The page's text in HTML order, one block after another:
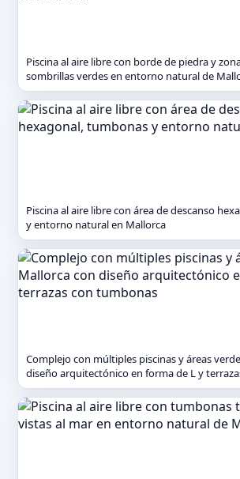
Piscina al aire libre con borde de piedra y
sombrillas verdes en entorno natural de
Piscina al aire libre con área de descanso
y entorno natural en Mallorca
Complejo con múltiples piscinas y áreas
diseño arquitectónico en forma de L y